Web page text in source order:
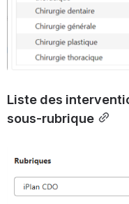
Liste des
sous-rubrique